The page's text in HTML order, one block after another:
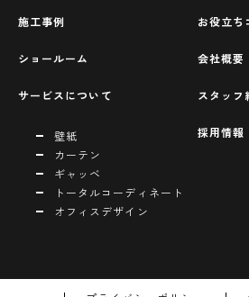
施工事例
ショールーム
サービスについて
壁紙
カーテン
ギャッベ
トータルコーディネート
オフィスデザイン
お役立ち
会社概要
スタッフ
採用情報